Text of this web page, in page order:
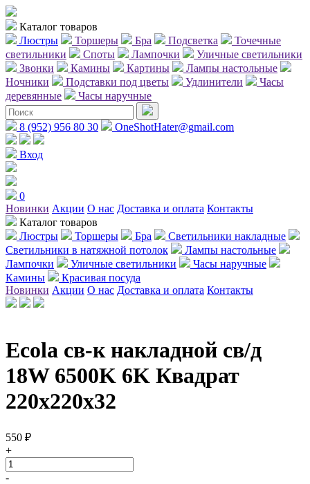
Каталог товаров
Люстры
Торшеры Бра Подсветка
Точечные
светильники
Споты Лампочки
Уличные светильники
Звонки
Камины Картины
Лампы настольные
Ночники
Подставки под цветы Удлинители
Часы
деревянные
Часы наручные
8 (952) 956 80 30 OneShotHater@gmail.com
Вход
0
Новинки Акции О нас Доставка и оплата Контакты
Каталог товаров
Люстры
Торшеры Бра
Светильники накладные
Светильники в натяжной потолок
Лампы настольные
Лампочки
Уличные светильники
Часы наручные
Камины
Красивая посуда
Новинки Акции О нас Доставка и оплата Контакты
Ecola св-к накладной св/д
18W 6500K 6K Квадрат
220x220x32
550 ₽
+
-